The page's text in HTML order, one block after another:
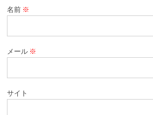
名前 ※
メール ※
サイト